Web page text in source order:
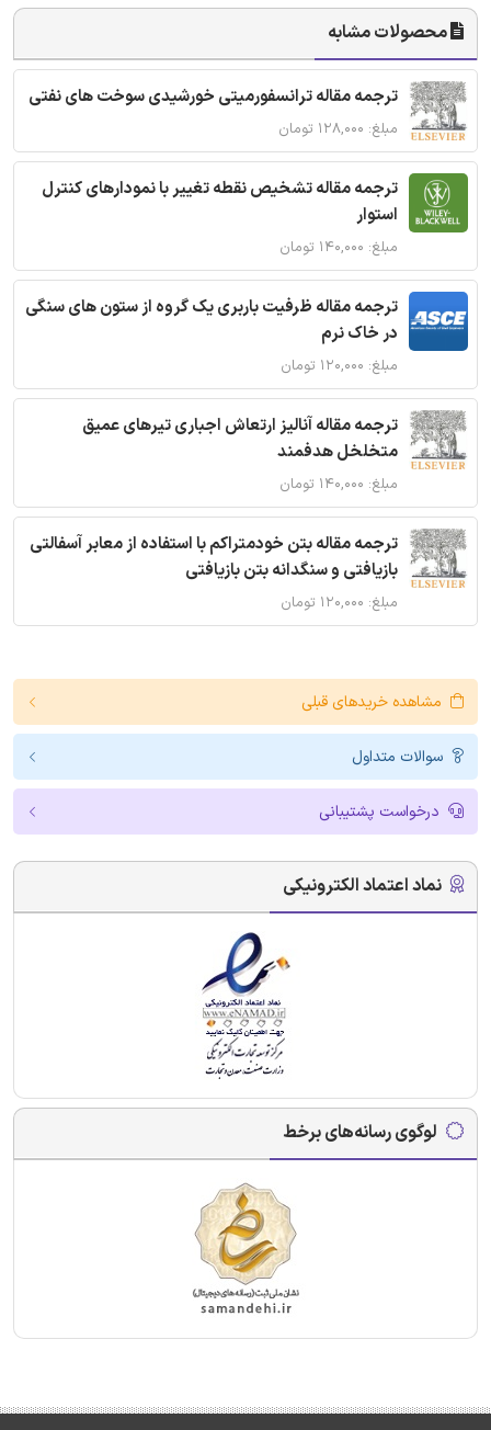
محصولات مشابه
ترجمه مقاله ترانسفورمیتی خورشیدی سوخت های نفتی
مبلغ: ۱۲۸,۰۰۰ تومان
ترجمه مقاله تشخیص نقطه تغییر با نمودارهای کنترل
استوار
مبلغ: ۱۴۰,۰۰۰ تومان
ترجمه مقاله ظرفیت باربری یک گروه از ستون های سنگی
در خاک نرم
مبلغ: ۱۲۰,۰۰۰ تومان
ترجمه مقاله آنالیز ارتعاش اجباری تیرهای عمیق
متخلخل هدفمند
مبلغ: ۱۴۰,۰۰۰ تومان
ترجمه مقاله بتن خودمتراکم با استفاده از معابر آسفالتی
بازیافتی و سنگدانه بتن بازیافتی
مبلغ: ۱۲۰,۰۰۰ تومان
مشاهده خریدهای قبلی
سوالات متداول
درخواست پشتیبانی
نماد اعتماد الکترونیکی
لوگوی رسانه‌های برخط